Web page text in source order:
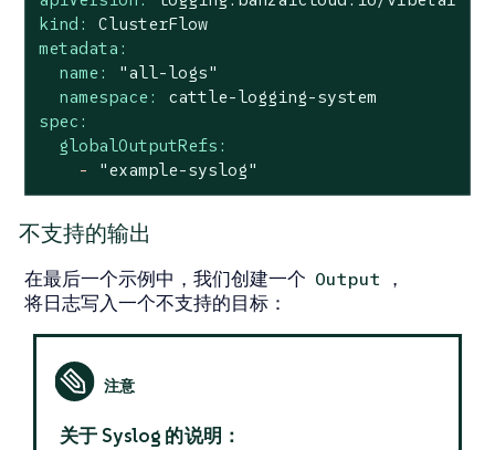
kind:
ClusterFlow
metadata:
name:
"all-logs"
namespace:
cattle-logging-system
spec:
globalOutputRefs:
-
"example-syslog"
不支持的输出
在最后一个示例中，我们创建一个 Output
，
将日志写入一个不支持的目标：
关于 Syslog 的说明：